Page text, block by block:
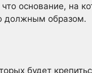
основание, на
должным образом.
будет